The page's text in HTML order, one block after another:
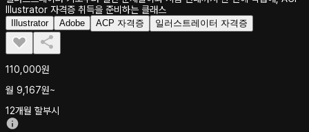
Illustrator 자격증 취득을 준비하는 클래스
Illustrator Adobe ACP 자격증 일러스트레이터 자격증
110,000원
월 9,167원~
12개월 할부시